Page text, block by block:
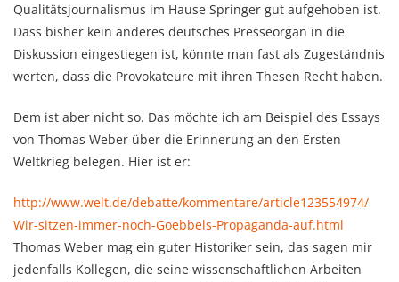
Qualitätsjournalismus im Hause Springer gut aufgehoben ist.
Dass bisher kein anderes deutsches Presseorgan in die
Diskussion eingestiegen ist, könnte man fast als Zugeständnis
werten, dass die Provokateure mit ihren Thesen Recht haben.
Dem ist aber nicht so. Das möchte ich am Beispiel des Essays
von Thomas Weber über die Erinnerung an den Ersten
Weltkrieg belegen. Hier ist er:
http://www.welt.de/debatte/kommentare/article123554974/
Wir-sitzen-immer-noch-Goebbels-Propaganda-auf.html
Thomas Weber mag ein guter Historiker sein, das sagen mir
jedenfalls Kollegen, die seine wissenschaftlichen Arbeiten